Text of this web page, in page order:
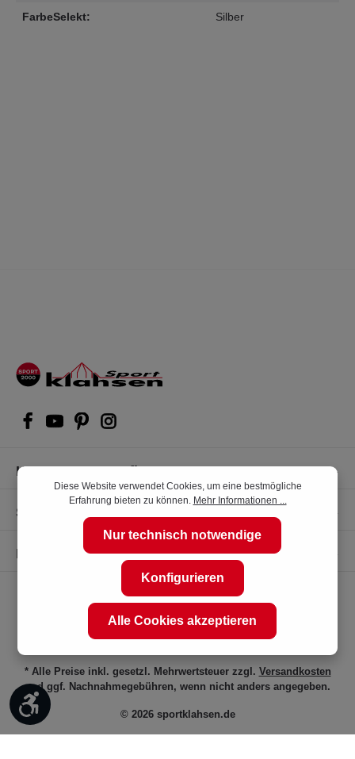
FarbeSelekt: Silber
Kompetente Kaufberatung
Shop Service
Informationen
© 2026 sportklahsen.de
* Alle Preise inkl. gesetzl. Mehrwertsteuer zzgl. Versandkosten
und ggf. Nachnahmegebühren, wenn nicht anders angegeben.
Werkzeugleiste anzeigen
Diese Website verwendet Cookies, um eine bestmögliche
Erfahrung bieten zu können. Mehr Informationen ...
Nur technisch notwendige
Konfigurieren
Alle Cookies akzeptieren